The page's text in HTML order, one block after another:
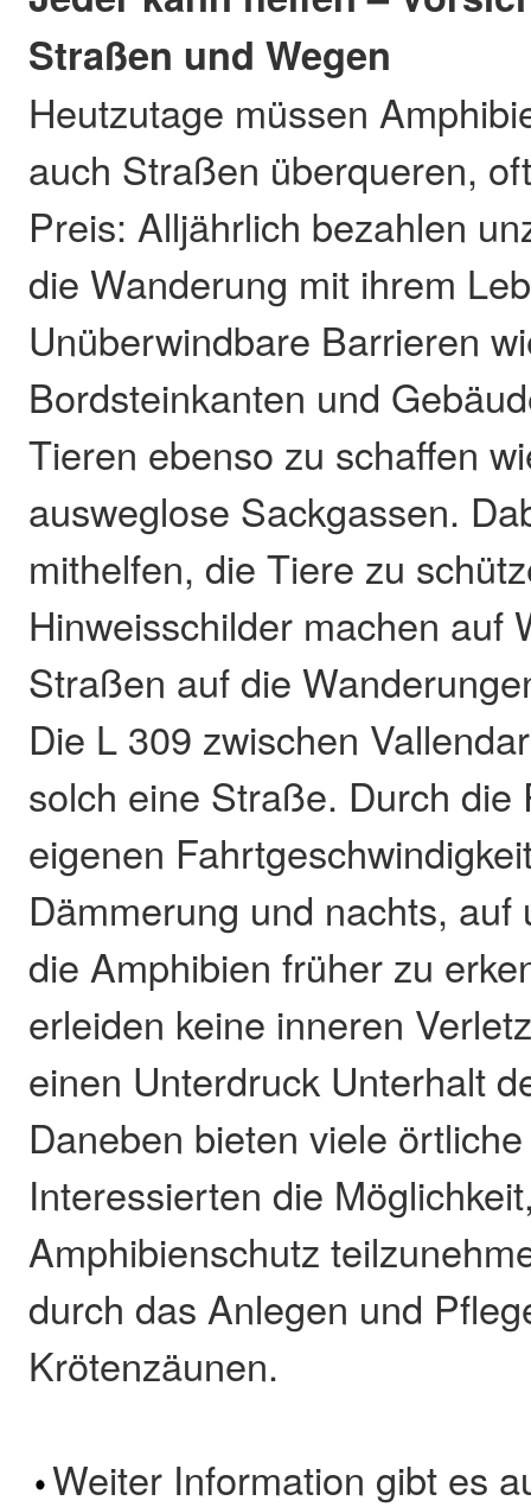
Straßen und Wegen
Heutzutage müssen
auch Straßen überqueren,
Preis: Alljährlich bezahlen
die Wanderung mit ihrem
Unüberwindbare Barrieren
Bordsteinkanten und
Tieren ebenso zu schaffen
ausweglose Sackgassen.
mithelfen, die Tiere zu
Hinweisschilder machen auf
Straßen auf die
Die L 309 zwischen
solch eine Straße. Durch die
eigenen
Dämmerung und nachts,
die Amphibien früher zu
erleiden keine inneren
einen Unterdruck Unterhalt
Daneben bieten viele
Interessierten die
Amphibienschutz
durch das Anlegen und
Krötenzäunen.
Weiter Information gibt es